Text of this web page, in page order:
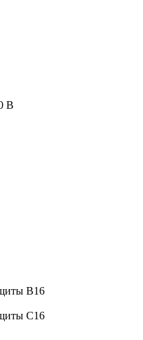
В
B16
C16